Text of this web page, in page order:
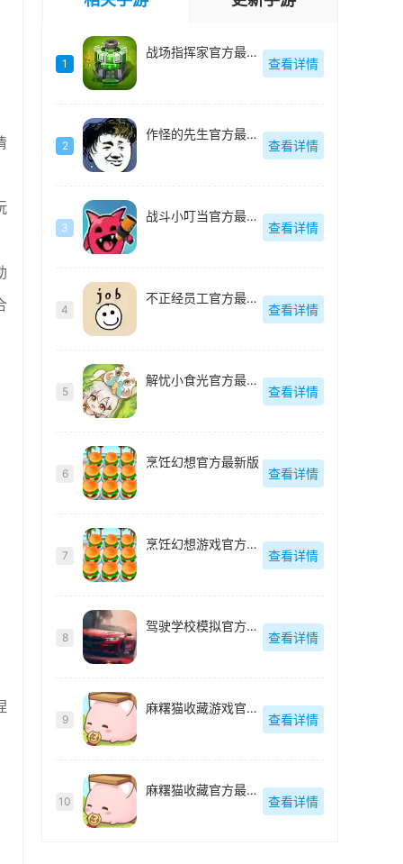
1
战场指挥家官方最新版
查看详情
2
作怪的先生官方最新版
查看详情
3
战斗小叮当官方最新版
查看详情
4
不正经员工官方最新版
查看详情
5
解忧小食光官方最新版
查看详情
6
烹饪幻想官方最新版
查看详情
7
烹饪幻想游戏官方最新版
查看详情
8
驾驶学校模拟官方最新版
查看详情
9
麻糬猫收藏游戏官方最新版
查看详情
10
麻糬猫收藏官方最新版
查看详情